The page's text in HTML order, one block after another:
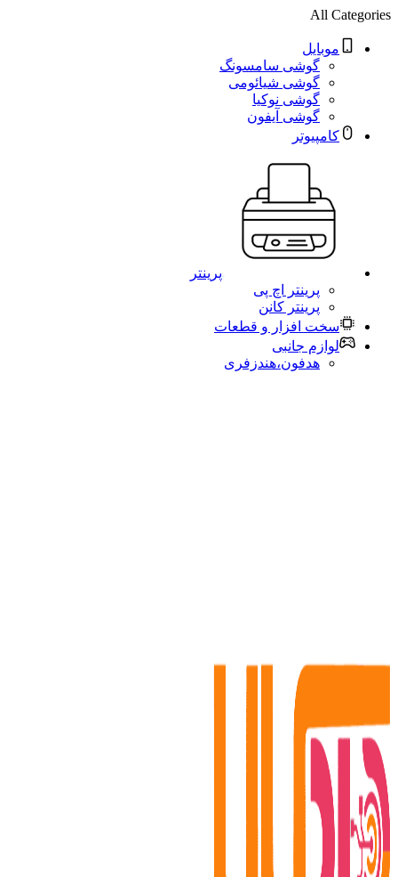
All Categories
موبایل
گوشی سامسونگ
گوشی شیائومی
گوشی نوکیا
گوشی آیفون
کامپیوتر
پرینتر
پرینتر اچ پی
پرینتر کانن
سخت افزار و قطعات
لوازم جانبی
هدفون،هندزفری